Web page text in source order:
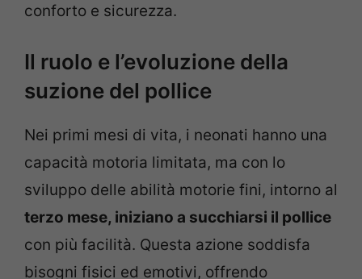
conforto e sicurezza.
Il ruolo e l’evoluzione della
suzione del pollice
Nei primi mesi di vita, i neonati hanno una
capacità motoria limitata, ma con lo
sviluppo delle abilità motorie fini, intorno al
terzo mese, iniziano a succhiarsi il pollice
con più facilità. Questa azione soddisfa
bisogni fisici ed emotivi, offrendo